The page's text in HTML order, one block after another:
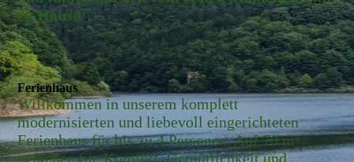
zu Hause.
Ferienhaus
Willkommen in unserem komplett
modernisierten und liebevoll eingerichteten
Ferienhaus für bis zu 4 Personen. Auf 70 m²
genießen Sie Komfort, Gemütlichkeit und